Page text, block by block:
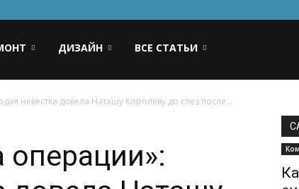
ДИЗАЙН ВСЕ СТАТЬИ
невестка довела Наташу Королёву до слез после...